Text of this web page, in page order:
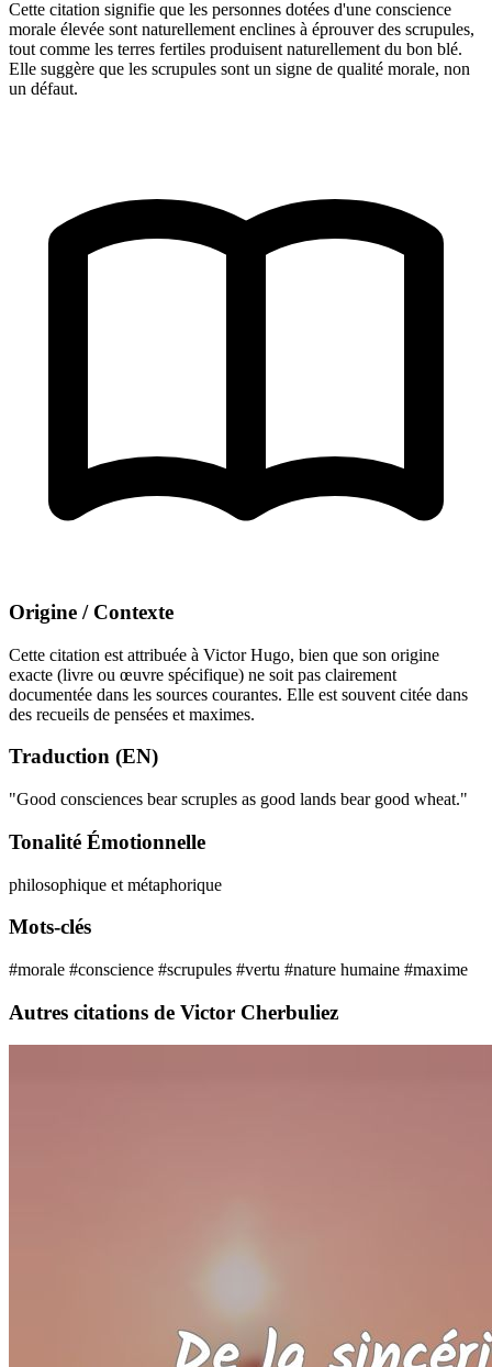
Cette citation signifie que les personnes dotées d'une conscience
morale élevée sont naturellement enclines à éprouver des scrupules,
tout comme les terres fertiles produisent naturellement du bon blé.
Elle suggère que les scrupules sont un signe de qualité morale, non
un défaut.
Origine / Contexte
Cette citation est attribuée à Victor Hugo, bien que son origine
exacte (livre ou œuvre spécifique) ne soit pas clairement
documentée dans les sources courantes. Elle est souvent citée dans
des recueils de pensées et maximes.
Traduction (EN)
"Good consciences bear scruples as good lands bear good wheat."
Tonalité Émotionnelle
philosophique et métaphorique
Mots-clés
#morale #conscience #scrupules #vertu #nature humaine #maxime
Autres citations de Victor Cherbuliez